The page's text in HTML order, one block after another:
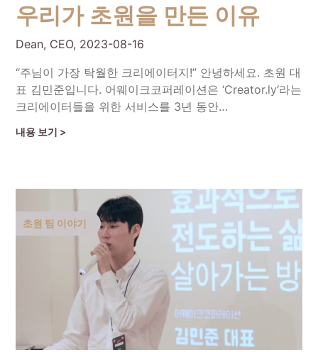
우리가 초원을 만든 이유
Dean, CEO, 2023-08-16
“주님이 가장 탁월한 크리에이터지!” 안녕하세요. 초원 대
표 김민준입니다. 어웨이크코퍼레이션은 ‘Creator.ly‘라는
크리에이터들을 위한 서비스를 3년 동안…
Continue Reading
초원 팀 이야기